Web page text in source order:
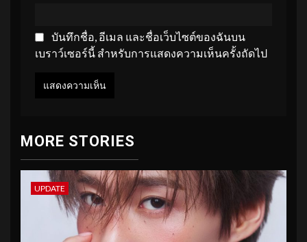
บันทึกชื่อ, อีเมล และชื่อเว็บไซต์ของฉันบน
เบราว์เซอร์นี้ สำหรับการแสดงความเห็นครั้งถัดไป
MORE STORIES
UPDATE